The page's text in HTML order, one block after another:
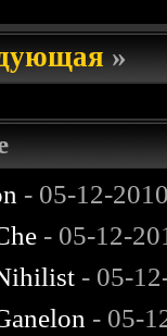
»
- 05-12-
- 05-12-
- 05-
- 05-